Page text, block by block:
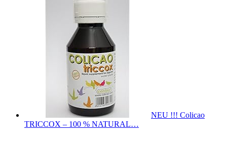
NEU !!! Colicao
TRICCOX – 100 % NATURAL…